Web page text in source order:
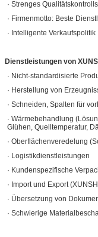
· Strenges
· Firmenmotto: Beste
· Intelligente Verkaufspolitik
Dienstleistungen von
· Nicht-standardisierte
· Herstellung von
· Schneiden, Spalten für
· Wärmebehandlung
Glühen, Quelltemperatur,
· Oberflächenveredelung
· Logistikdienstleistungen
· Kundenspezifische
· Import und Export
· Übersetzung von
· Schwierige